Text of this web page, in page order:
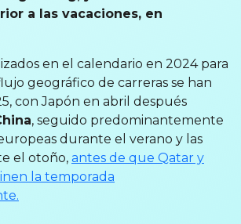
a las vacaciones, en
en el calendario en 2024 para
geográfico de carreras se han
con Japón en abril después
, seguido predominantemente
durante el verano y las
el otoño, antes de que Qatar y
la temporada